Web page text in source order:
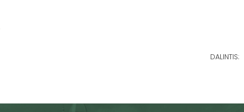
DALINTIS: